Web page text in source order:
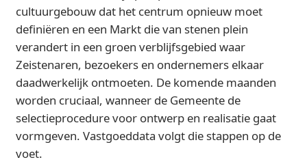
cultuurgebouw dat het centrum opnieuw moet
definiëren en een Markt die van stenen plein
verandert in een groen verblijfsgebied waar
Zeistenaren, bezoekers en ondernemers elkaar
daadwerkelijk ontmoeten. De komende maanden
worden cruciaal, wanneer de Gemeente de
selectieprocedure voor ontwerp en realisatie gaat
vormgeven. Vastgoeddata volgt die stappen op de
voet.